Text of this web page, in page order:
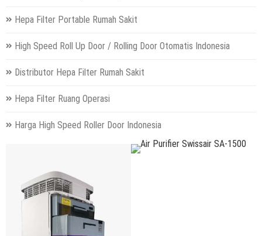
Hepa Filter Portable Rumah Sakit
High Speed Roll Up Door / Rolling Door Otomatis Indonesia
Distributor Hepa Filter Rumah Sakit
Hepa Filter Ruang Operasi
Harga High Speed Roller Door Indonesia